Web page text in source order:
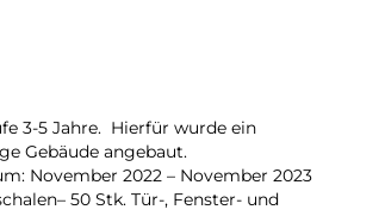
3-5 Jahre. Hierfür wurde ein
Gebäude angebaut.
November 2022 – November 2023
50 Stk. Tür-, Fenster- und